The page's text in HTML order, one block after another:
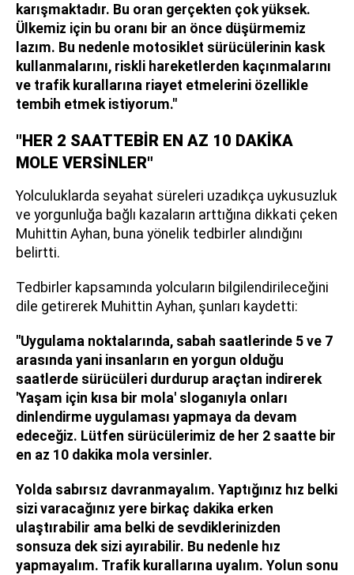
karışmaktadır. Bu oran gerçekten çok yüksek.
Ülkemiz için bu oranı bir an önce düşürmemiz
lazım. Bu nedenle motosiklet sürücülerinin kask
kullanmalarını, riskli hareketlerden kaçınmalarını
ve trafik kurallarına riayet etmelerini özellikle
tembih etmek istiyorum."
"HER 2 SAATTEBİR EN AZ 10 DAKİKA
MOLE VERSİNLER"
Yolculuklarda seyahat süreleri uzadıkça uykusuzluk
ve yorgunluğa bağlı kazaların arttığına dikkati çeken
Muhittin Ayhan, buna yönelik tedbirler alındığını
belirtti.
Tedbirler kapsamında yolcuların bilgilendirileceğini
dile getirerek Muhittin Ayhan, şunları kaydetti:
"Uygulama noktalarında, sabah saatlerinde 5 ve 7
arasında yani insanların en yorgun olduğu
saatlerde sürücüleri durdurup araçtan indirerek
'Yaşam için kısa bir mola' sloganıyla onları
dinlendirme uygulaması yapmaya da devam
edeceğiz. Lütfen sürücülerimiz de her 2 saatte bir
en az 10 dakika mola versinler.
Yolda sabırsız davranmayalım. Yaptığınız hız belki
sizi varacağınız yere birkaç dakika erken
ulaştırabilir ama belki de sevdiklerinizden
sonsuza dek sizi ayırabilir. Bu nedenle hız
yapmayalım. Trafik kurallarına uyalım. Yolun sonu